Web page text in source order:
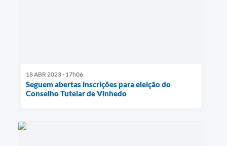
18 ABR 2023 - 17h06
Seguem abertas inscrições para eleição do
Conselho Tutelar de Vinhedo